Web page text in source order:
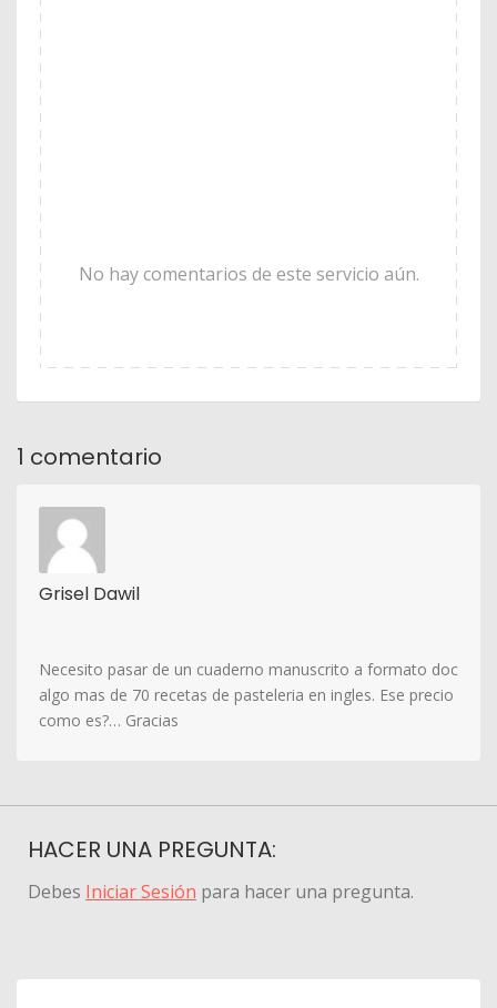
No hay comentarios de este servicio aún.
1 comentario
Grisel Dawil
Necesito pasar de un cuaderno manuscrito a formato doc
algo mas de 70 recetas de pasteleria en ingles. Ese precio
como es?… Gracias
HACER UNA PREGUNTA:
Debes Iniciar Sesión para hacer una pregunta.